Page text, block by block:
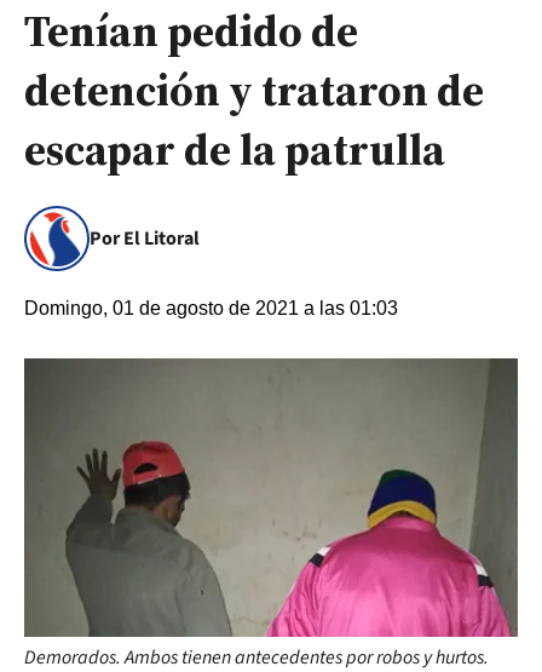
Tenían pedido de
detención y trataron de
escapar de la patrulla
Por El Litoral
Domingo, 01 de agosto de 2021 a las 01:03
Demorados. Ambos tienen antecedentes por robos y hurtos.